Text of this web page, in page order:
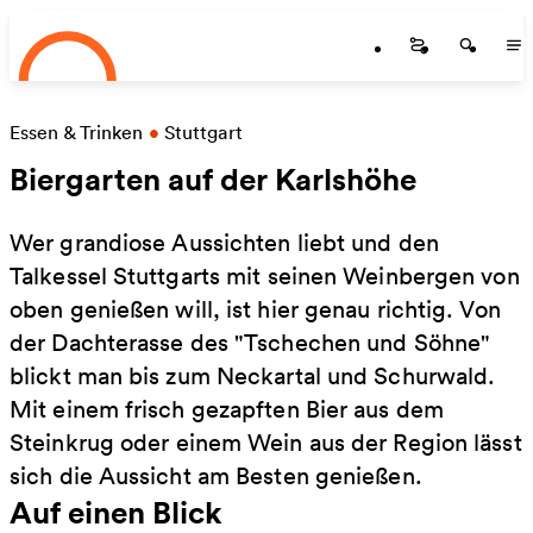
Zum Hauptinhalt springen
Startseite
Essen & Trinken • Stuttgart
Biergarten auf der Karlshöhe
Wer grandiose Aussichten liebt und den
Talkessel Stuttgarts mit seinen Weinbergen von
oben genießen will, ist hier genau richtig. Von
der Dachterasse des "Tschechen und Söhne"
blickt man bis zum Neckartal und Schurwald.
Mit einem frisch gezapften Bier aus dem
Steinkrug oder einem Wein aus der Region lässt
sich die Aussicht am Besten genießen.
Auf einen Blick